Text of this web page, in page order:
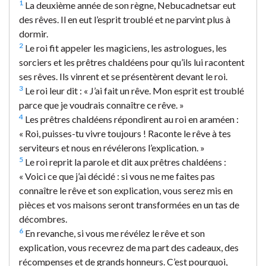
1 La deuxième année de son règne, Nebucadnetsar eut
des rêves. Il en eut l’esprit troublé et ne parvint plus à
dormir.
2 Le roi fit appeler les magiciens, les astrologues, les
sorciers et les prêtres chaldéens pour qu’ils lui racontent
ses rêves. Ils vinrent et se présentèrent devant le roi.
3 Le roi leur dit : « J’ai fait un rêve. Mon esprit est troublé
parce que je voudrais connaître ce rêve. »
4 Les prêtres chaldéens répondirent au roi en araméen :
« Roi, puisses-tu vivre toujours ! Raconte le rêve à tes
serviteurs et nous en révélerons l’explication. »
5 Le roi reprit la parole et dit aux prêtres chaldéens :
« Voici ce que j’ai décidé : si vous ne me faites pas
connaître le rêve et son explication, vous serez mis en
pièces et vos maisons seront transformées en un tas de
décombres.
6 En revanche, si vous me révélez le rêve et son
explication, vous recevrez de ma part des cadeaux, des
récompenses et de grands honneurs. C’est pourquoi,